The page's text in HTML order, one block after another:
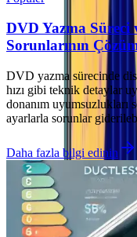
DVD Yazma Süreci
Sorunlarının
DVD yazma sürecinde
hızı gibi teknik detaylar
donanım uyumsuzlukları
ayarlarla sorunlar
Daha fazla bilgi edinin